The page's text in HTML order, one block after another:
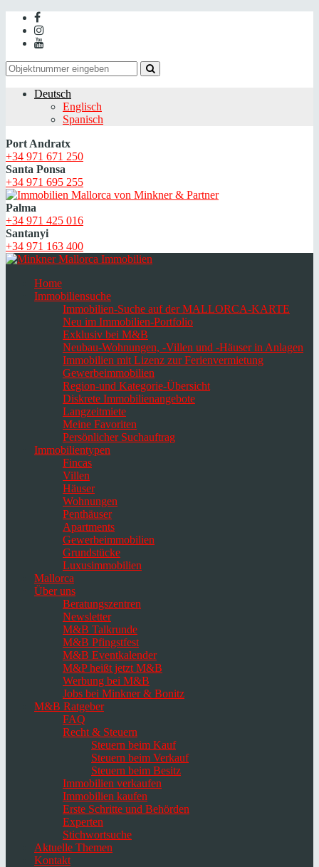
Deutsch
Englisch
Spanisch
Port Andratx
+34 971 671 250
Santa Ponsa
+34 971 695 255
Palma
+34 971 425 016
Santanyi
+34 971 163 400
Home
Immobiliensuche
Immobilien-Suche auf der MALLORCA-KARTE
Neu im Immobilien-Portfolio
Exklusiv bei M&B
Neubau-Wohnungen, -Villen und -Häuser in Anlagen
Immobilien mit Lizenz zur Ferienvermietung
Gewerbeimmobilien
Region-und Kategorie-Übersicht
Diskrete Immobilienangebote
Langzeitmiete
Meine Favoriten
Persönlicher Suchauftrag
Immobilientypen
Fincas
Villen
Häuser
Wohnungen
Penthäuser
Apartments
Gewerbeimmobilien
Grundstücke
Luxusimmobilien
Mallorca
Über uns
Beratungszentren
Newsletter
M&B Talkrunde
M&B Pfingstfest
M&B Eventkalender
M&P heißt jetzt M&B
Werbung bei M&B
Jobs bei Minkner & Bonitz
M&B Ratgeber
FAQ
Recht & Steuern
Steuern beim Kauf
Steuern beim Verkauf
Steuern beim Besitz
Immobilien verkaufen
Immobilien kaufen
Erste Schritte und Behörden
Experten
Stichwortsuche
Aktuelle Themen
Kontakt